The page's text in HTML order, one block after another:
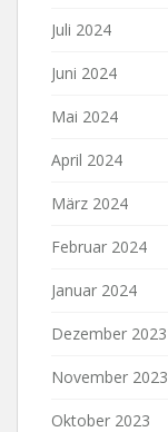
Juli 2024
Juni 2024
Mai 2024
April 2024
März 2024
Februar 2024
Januar 2024
Dezember 2023
November 2023
Oktober 2023